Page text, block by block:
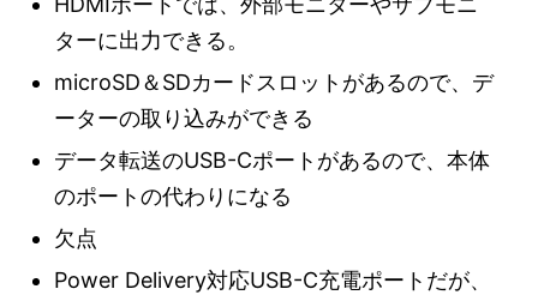
ターに出力できる。
microSD＆SDカードスロットがあるので、デ
ーターの取り込みができる
データ転送のUSB-Cポートがあるので、本体
のポートの代わりになる
欠点
Power Delivery対応USB-C充電ポートだが、